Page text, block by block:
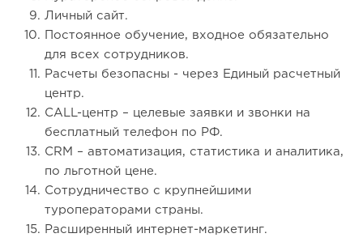
Личный сайт.
Постоянное обучение, входное обязательно
для всех сотрудников.
Расчеты безопасны - через Единый расчетный
центр.
CALL-центр – целевые заявки и звонки на
бесплатный телефон по РФ.
CRM – автоматизация, статистика и аналитика,
по льготной цене.
Сотрудничество с крупнейшими
туроператорами страны.
Расширенный интернет-маркетинг.